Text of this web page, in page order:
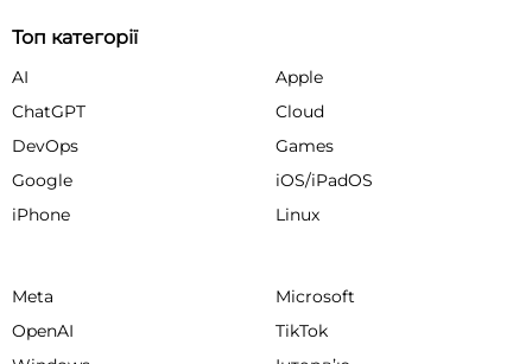
Топ категорії
AI
Apple
ChatGPT
Cloud
DevOps
Games
Google
iOS/iPadOS
iPhone
Linux
Meta
Microsoft
OpenAI
TikTok